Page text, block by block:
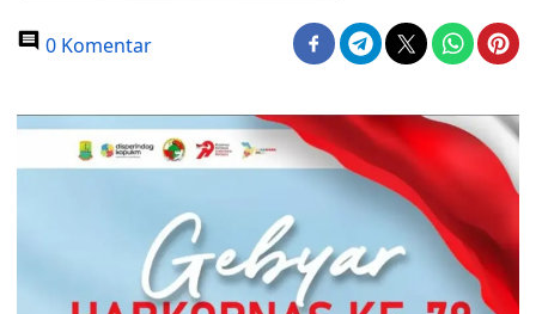
0 Komentar